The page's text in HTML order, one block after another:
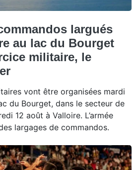
largués
au lac du Bourget
militaire, le
vont être organisées mardi
du Bourget, dans le secteur de
12 août à Valloire. L’armée
largages de commandos.